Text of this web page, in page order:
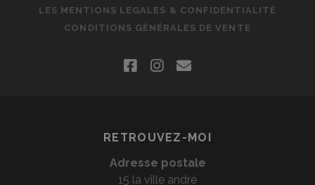
LES MENTIONS LEGALES & CONFIDENTIALITÉ
CONDITIONS GÉNÉRALES DE VENTE
facebookinstagram
email
RETROUVEZ-MOI
Adresse postale
15 la ville andré